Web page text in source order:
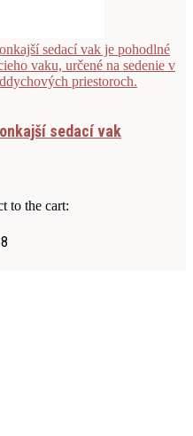
sedací vak
to the cart: